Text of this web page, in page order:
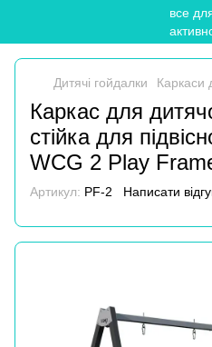
Дитячі гойдалки Каркаси
Каркас для
стійка для
WCG 2 Play
Артикул: PF-2 Написати